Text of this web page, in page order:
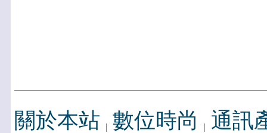
關於本站 數位時尚
通訊